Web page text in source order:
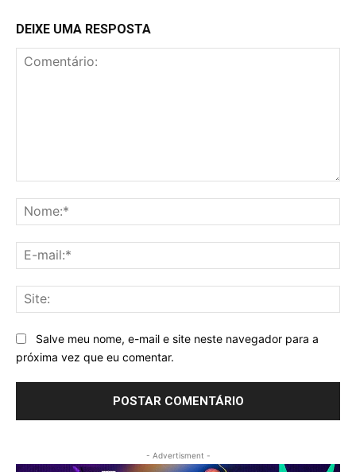
DEIXE UMA RESPOSTA
Salve meu nome, e-mail e site neste navegador para a
próxima vez que eu comentar.
- Advertisment -